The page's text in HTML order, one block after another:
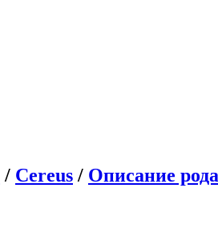
/ Cereus / Описание